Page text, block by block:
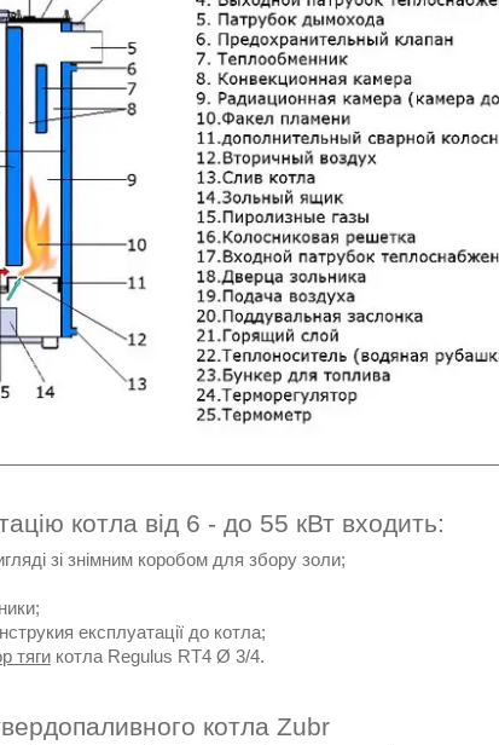
котла від 6 - до 55 кВт входить:
зі знімним коробом для збору золи;
експлуатації до котла;
тяги котла Regulus RT4 Ø 3/4.
котла Zubr